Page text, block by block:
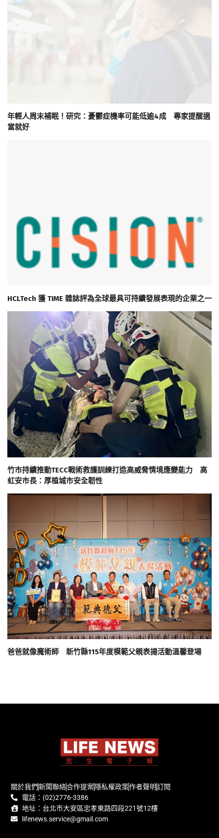
年輕人周末補眠！研究：憂鬱症機率可能低逾4成 專家提醒適
當就好
HCLTech 獲 TIME 雜誌評為全球最具可持續發展表現的企業之一
竹市持續推動TECC戰術救護訓練打造高威脅情境應變能力 高
虹安市長：厚植城市安全韌性
爸爸就像魔術師 新竹縣115年度模範父親表揚活動溫馨登場
關於我們新聞聯絡合作提案隱私權政策作者聲明訂閱
電話：(02)2776-3386
地址：台北市大安區忠孝東路四段221號12樓
lifenews.service@gmail.com